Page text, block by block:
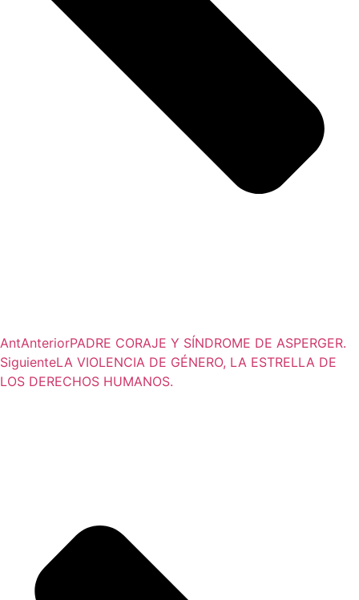
AntAnteriorPADRE CORAJE Y SÍNDROME DE ASPERGER.
SiguienteLA VIOLENCIA DE GÉNERO, LA ESTRELLA DE
LOS DERECHOS HUMANOS.